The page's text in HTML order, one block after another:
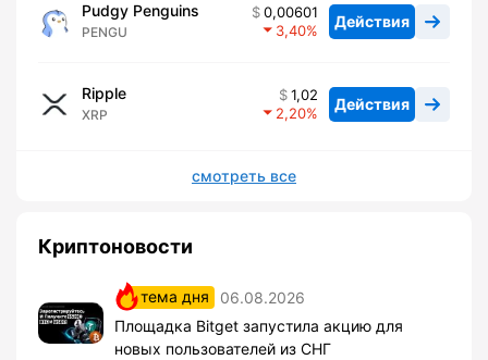
Pudgy Penguins
PENGU
0,00601
3,40
Действия
Ripple
XRP
1,02
2,20
Действия
смотреть все
Криптоновости
тема дня
06.08.2026
Площадка Bitget запустила акцию для
новых пользователей из СНГ